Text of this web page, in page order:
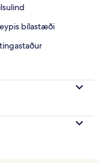
bílastæði